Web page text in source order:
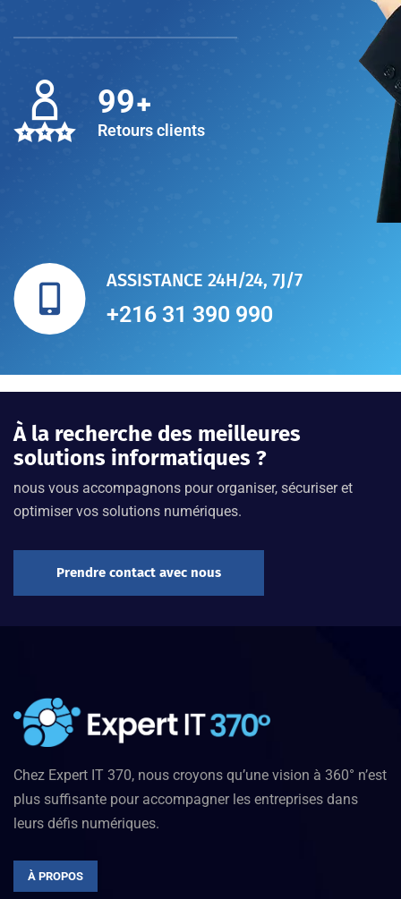
100
Retours clients
ASSISTANCE 24H/24, 7J/7
+216 31 390 990
À la recherche des meilleures
solutions informatiques ?
nous vous accompagnons pour organiser, sécuriser et
optimiser vos solutions numériques.
Prendre contact avec nous
Chez Expert IT 370, nous croyons qu’une vision à 360° n’est
plus suffisante pour accompagner les entreprises dans
leurs défis numériques.
À PROPOS